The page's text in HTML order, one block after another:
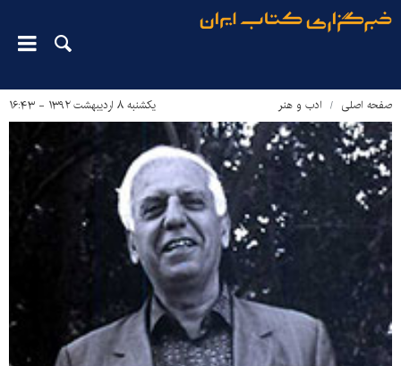
صفحه اصلی ادب و هنر یکشنبه ۸ اردیبهشت ۱۳۹۲ - ۱۶:۴۳